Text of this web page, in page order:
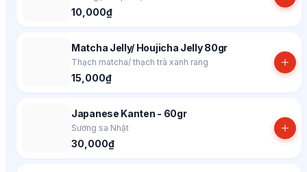
10,000₫
Matcha Jelly/ Houjicha Jelly 80gr
Thạch matcha/ thạch trà xanh rang
15,000₫
Japanese Kanten - 60gr
Sương sa Nhật
30,000₫